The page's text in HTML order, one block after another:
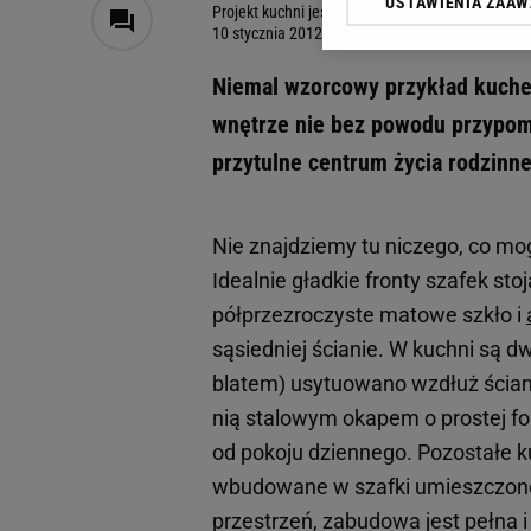
Projekt kuchni jest stonowany. Meble mają być
10 stycznia 2012, 08:30
Niemal wzorcowy przykład
wnętrze nie bez powodu
przytulne centrum życia
Nie znajdziemy tu niczego, co
Idealnie gładkie fronty szafek
półprzezroczyste matowe szkło i
sąsiedniej ścianie. W kuchni są
blatem) usytuowano wzdłuż
nią stalowym okapem o prostej
od pokoju dziennego. Pozostałe
wbudowane w szafki
przestrzeń, zabudowa jest pełna
Klikając „Akceptuję”
odnośnik „Ustawienia
plików cookie możliwa
My, nasi Zaufani
badnie odbiorców i